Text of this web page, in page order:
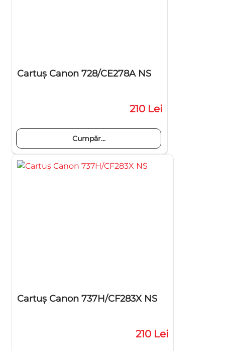
Cartuş Canon 728/CE278A NS
210 Lei
Cumpăr...
Cartuş Canon 737H/CF283X NS
210 Lei